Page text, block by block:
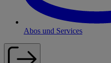
Abos und Services